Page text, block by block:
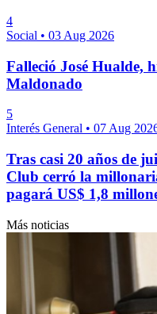
4
Social • 03 Aug 2026
Falleció José Hualde,
Maldonado
5
Interés General • 07 Aug
Tras casi 20 años de
Club cerró la
pagará US$ 1,8
Más noticias